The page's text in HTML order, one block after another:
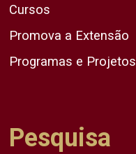
Cursos
Promova a Extensão
Programas e Projetos
Pesquisa